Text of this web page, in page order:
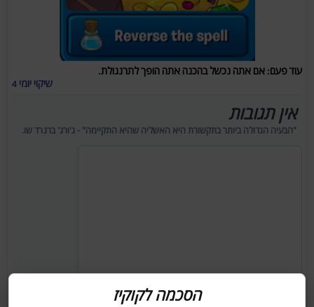
עוד פעם: אם אתה נכשל בהכנה אתה הופך לתרנגולת.
שיקוי יומי 4
אין תגובות
"הבעיה הגדולה ביותר בתקשורת היא האשליה שהיא התקיימה" - ג'ורג' ברנרד שו.
הסכמה לקוקיז